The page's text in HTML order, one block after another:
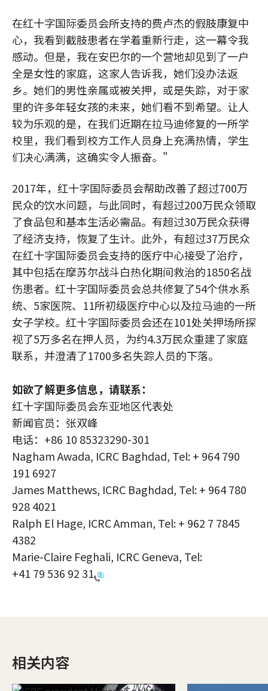
在红十字国际委员会所支持的费卢杰的假肢康复中
心，我看到截肢患者在学着重新行走，这一幕令我
感动。但是，我在安巴尔的一个营地却见到了一户
全是女性的家庭，这家人告诉我，她们没办法返
乡。她们的男性亲属或被关押，或是失踪，对于家
里的许多年轻女孩的未来，她们看不到希望。让人
较为乐观的是，在我们近期在拉马迪修复的一所学
校里，我们看到校方工作人员身上充满热情，学生
们决心满满，这确实令人振奋。"
2017年，红十字国际委员会帮助改善了超过700万
民众的饮水问题，与此同时，有超过200万民众领取
了食品包和基本生活必需品。有超过30万民众获得
了经济支持，恢复了生计。此外，有超过37万民众
在红十字国际委员会支持的医疗中心接受了治疗，
其中包括在摩苏尔战斗白热化期间救治的1850名战
伤患者。红十字国际委员会总共修复了54个供水系
统、5家医院、11所初级医疗中心以及拉马迪的一所
女子学校。红十字国际委员会还在101处关押场所探
视了5万多名在押人员，为约4.3万民众重建了家庭
联系，并澄清了1700多名失踪人员的下落。
如欲了解更多信息，请联系：
红十字国际委员会东亚地区代表处
新闻官员：张双峰
电话：+86 10 85323290-301
Nagham Awada, ICRC Baghdad, Tel: + 964 790
191 6927
James Matthews, ICRC Baghdad, Tel: + 964 780
928 4021
Ralph El Hage, ICRC Amman, Tel: + 962 7 7845
4382
Marie-Claire Feghali, ICRC Geneva, Tel:
+41 79 536 92 31
相关内容